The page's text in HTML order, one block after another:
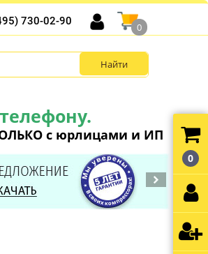
с юрлицами и ИП
730-02-90
0
0